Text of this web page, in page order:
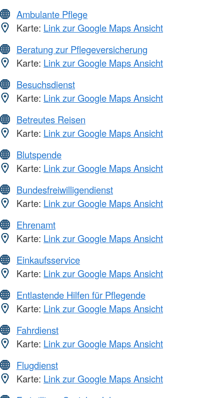
Ambulante Pflege
Karte: Link zur Google Maps Ansicht
Beratung zur Pflegeversicherung
Karte: Link zur Google Maps Ansicht
Besuchsdienst
Karte: Link zur Google Maps Ansicht
Betreutes Reisen
Karte: Link zur Google Maps Ansicht
Blutspende
Karte: Link zur Google Maps Ansicht
Bundesfreiwilligendienst
Karte: Link zur Google Maps Ansicht
Ehrenamt
Karte: Link zur Google Maps Ansicht
Einkaufsservice
Karte: Link zur Google Maps Ansicht
Entlastende Hilfen für Pflegende
Karte: Link zur Google Maps Ansicht
Fahrdienst
Karte: Link zur Google Maps Ansicht
Flugdienst
Karte: Link zur Google Maps Ansicht